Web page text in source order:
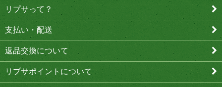
リプサって？
支払い・配送
返品交換について
リプサポイントについて